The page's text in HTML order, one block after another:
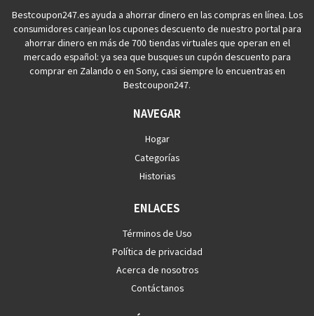
Bestcoupon247.es ayuda a ahorrar dinero en las compras en línea. Los
consumidores canjean los cupones descuento de nuestro portal para
ahorrar dinero en más de 700 tiendas virtuales que operan en el
mercado español: ya sea que busques un cupón descuento para
comprar en Zalando o en Sony, casi siempre lo encuentras en
Bestcoupon247.
NAVEGAR
Hogar
Categorías
Historias
ENLACES
Términos de Uso
Política de privacidad
Acerca de nosotros
Contáctanos